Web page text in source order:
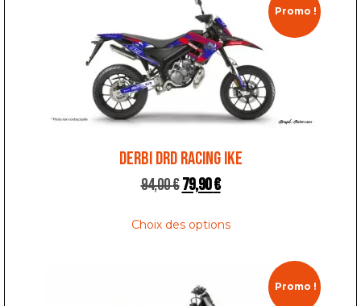
Promo !
DERBI DRD RACING IKE
94,00€79,90€
Choix des options
Promo !